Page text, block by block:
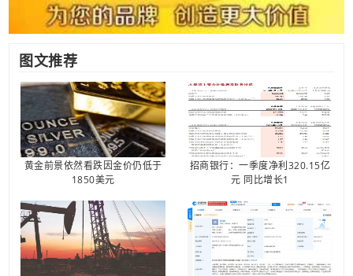
图文推荐
黄金前景依然看跌因金价仍低于
1850美元
招商银行：一季度净利320.15亿
元 同比增长1